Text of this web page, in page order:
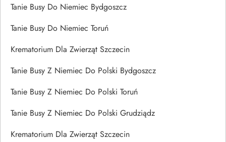
Tanie Busy Do Niemiec Bydgoszcz
Tanie Busy Do Niemiec Toruń
Krematorium Dla Zwierząt Szczecin
Tanie Busy Z Niemiec Do Polski Bydgoszcz
Tanie Busy Z Niemiec Do Polski Toruń
Tanie Busy Z Niemiec Do Polski Grudziądz
Krematorium Dla Zwierząt Szczecin